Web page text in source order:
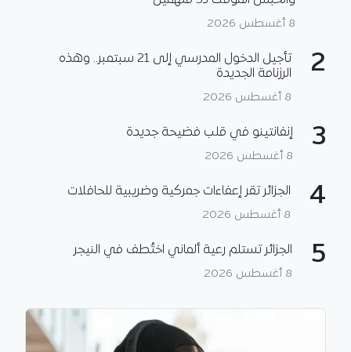
8 أغسطس 2026
2
تأجيل الدخول المدرسي إلى 21 سبتمبر.. وهذه
الرزنامة الجديدة
8 أغسطس 2026
3 إنفانتينو في قلب فضيحة جديدة
8 أغسطس 2026
4 الجزائر تقر إعفاءات جمركية وضريبية للحافلات
8 أغسطس 2026
5 الجزائر تستلم رعية ألماني اختُطف في النيجر
8 أغسطس 2026